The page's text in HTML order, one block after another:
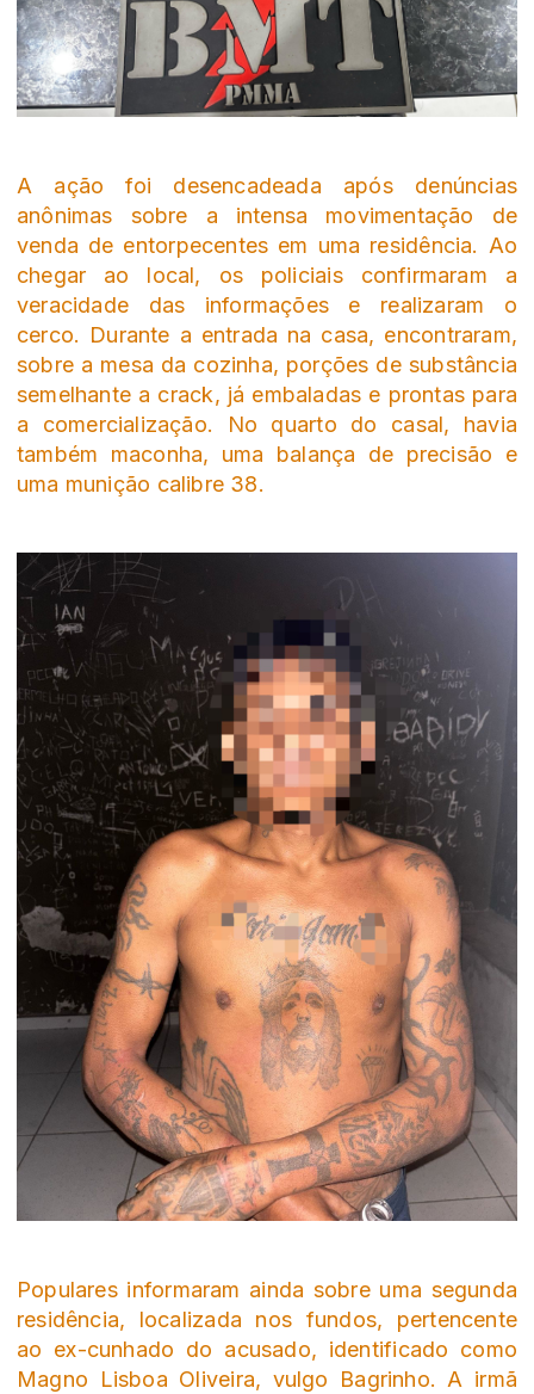
A ação foi desencadeada após denúncias
anônimas sobre a intensa movimentação de
venda de entorpecentes em uma residência. Ao
chegar ao local, os policiais confirmaram a
veracidade das informações e realizaram o
cerco. Durante a entrada na casa, encontraram,
sobre a mesa da cozinha, porções de substância
semelhante a crack, já embaladas e prontas para
a comercialização. No quarto do casal, havia
também maconha, uma balança de precisão e
uma munição calibre 38.
Populares informaram ainda sobre uma segunda
residência, localizada nos fundos, pertencente
ao ex-cunhado do acusado, identificado como
Magno Lisboa Oliveira, vulgo Bagrinho. A irmã